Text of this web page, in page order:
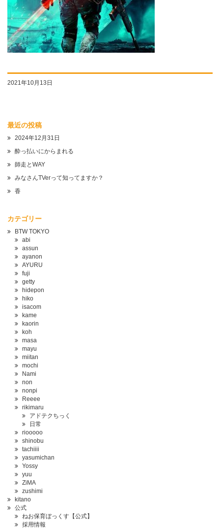
2021年10月13日
最近の投稿
2024年12月31日
酔っ払いにからまれる
師走とWAY
みなさんTVerって知ってますか？
香
カテゴリー
BTW TOKYO
abi
assun
ayanon
AYURU
fuji
getty
hidepon
hiko
isacom
kame
kaorin
koh
masa
mayu
miitan
mochi
Nami
non
nonpi
Reeee
rikimaru
アドテクちっく
日常
riooooo
shinobu
tachiiii
yasumichan
Yossy
yuu
ZiMA
zushimi
kitano
公式
ねお保育ぼっくす【公式】
採用情報